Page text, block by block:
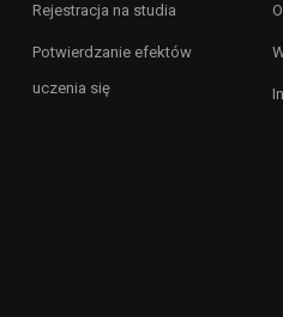
Rejestracja na studia
Potwierdzanie efektów
uczenia się